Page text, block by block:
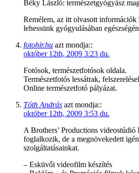
Béky László: természetgyógyász
Remélem, az itt olvasott információk
lehessünk gyógyulásában
fotohir.hu azt mondja::
október 12th, 2009 3:23 du.
Fotósok, természetfotósok oldala.
Természetfotós lessátrak,
Online természetfotó pályázat.
Tóth András azt mondja::
október 12th, 2009 3:53 du.
A Brothers’ Productions
foglalkozik, de a megnövekedett
szolgáltatásainkat.
– Esküvői videofilm készítés